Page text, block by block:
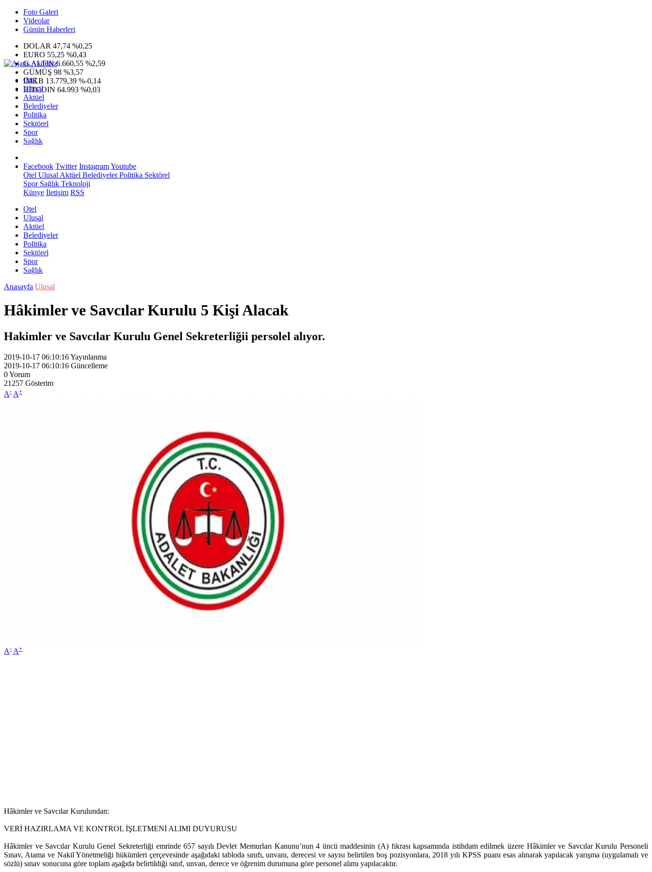
Foto Galeri
Videolar
Günün Haberleri
DOLAR 47,74 %0,25
EURO 55,25 %0,43
G.ALTIN6.660,55 %2,59
GÜMÜŞ 98 %3,57
IMKB 13.779,39 %-0,14
BITCOIN 64.993 %0,03
Otel
Ulusal
Aktüel
Belediyeler
Politika
Sektörel
Spor
Sağlık
Facebook Twitter InstagramYoutube
Otel Ulusal Aktüel BelediyelerPolitika Sektörel
SporSağlık Teknoloji
Künye İletişim RSS
Otel
Ulusal
Aktüel
Belediyeler
Politika
Sektörel
Spor
Sağlık
Anasayfa Ulusal
Hâkimler ve Savcılar Kurulu 5 Kişi Alacak
Hakimler ve Savcılar Kurulu Genel Sekreterliğii persolel alıyor.
2019-10-17 06:10:16Yayınlanma
2019-10-17 06:10:16 Güncelleme
0Yorum
21257 Gösterim
A- A+
A- A+
Hâkimler ve Savcılar Kurulundan:
VERİ HAZIRLAMA VE KONTROL İŞLETMENİ ALIMI DUYURUSU
Hâkimler ve Savcılar Kurulu Genel Sekreterliği emrinde 657 sayılı Devlet Memurları Kanunu’nun 4 üncü maddesinin (A) fıkrası kapsamında istihdam edilmek üzere Hâkimler ve Savcılar Kurulu Personeli
Sınav, Atama ve Nakil Yönetmeliği hükümleri çerçevesinde aşağıdaki tabloda sınıfı, unvanı, derecesi ve sayısı belirtilen boş pozisyonlara, 2018 yılı KPSS puanı esas alınarak yapılacak yarışma (uygulamalı ve
sözlü) sınav sonucuna göre toplam aşağıda belirtildiği sınıf, unvan, derece ve öğrenim durumuna göre personel alımı yapılacaktır.